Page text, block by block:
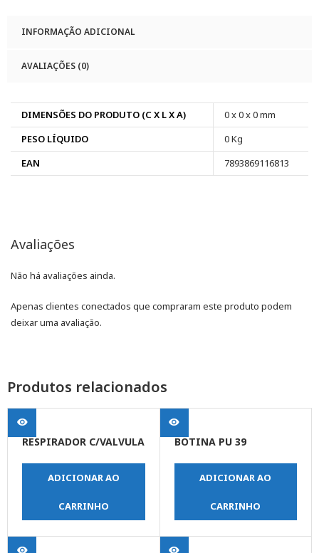
INFORMAÇÃO ADICIONAL
AVALIAÇÕES (0)
DIMENSÕES DO PRODUTO (C X L X A)
0 x 0 x 0 mm
PESO LÍQUIDO
0 Kg
EAN
7893869116813
Avaliações
Não há avaliações ainda.
Apenas clientes conectados que compraram este produto podem
deixar uma avaliação.
Produtos relacionados
RESPIRADOR C/VALVULA
ADICIONAR AO
CARRINHO
BOTINA PU 39
ADICIONAR AO
CARRINHO